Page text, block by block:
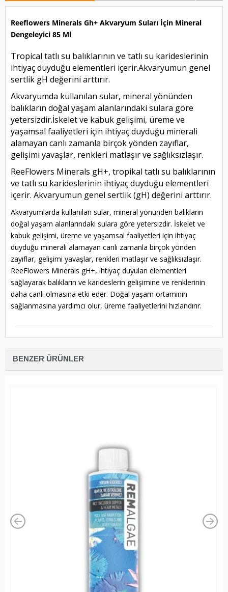
Reeflowers Minerals Gh+ Akvaryum Suları İçin Mineral
Dengeleyici 85 Ml
Tropical tatlı su balıklarının ve tatlı su karideslerinin
ihtiyaç duyduğu elementleri içerir.Akvaryumun genel
sertlik gH değerini arttırır.
Akvaryumda kullanılan sular, mineral yönünden
balıkların doğal yaşam alanlarındaki sulara göre
yetersizdir.İskelet ve kabuk gelişimi, üreme ve
yaşamsal faaliyetleri için ihtiyaç duyduğu minerali
alamayan canlı zamanla birçok yönden zayıflar,
gelişimi yavaşlar, renkleri matlaşır ve sağlıksızlaşır.
ReeFlowers Minerals gH+, tropikal tatlı su balıklarının
ve tatlı su karideslerinin ihtiyaç duyduğu elementleri
içerir. Akvaryumun genel sertlik (gH) değerini arttırır.
Akvaryumlarda kullanılan sular, mineral yönünden balıkların
doğal yaşam alanlarındaki sulara göre yetersizdir. İskelet ve
kabuk gelişimi, üreme ve yaşamsal faaliyetleri için ihtiyaç
duyduğu minerali alamayan canlı zamanla birçok yönden
zayıflar, gelişimi yavaşlar, renkleri matlaşır ve sağlıksızlaşır.
ReeFlowers Minerals gH+, ihtiyaç duyulan elementleri
sağlayarak balıkların ve karideslerin gelişimine ve renklerinin
daha canlı olmasına etki eder. Doğal yaşam ortamının
sağlanmasına yardımcı olur, üreme faaliyetlerini hızlandırır.
BENZER ÜRÜNLER